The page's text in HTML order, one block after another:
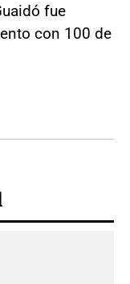
fue
con 100 de